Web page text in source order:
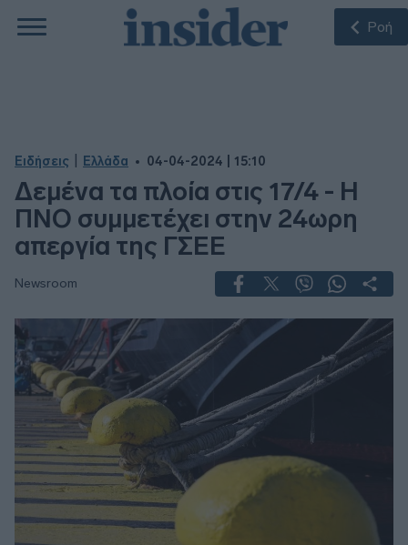
Ροή
Ειδήσεις Ελλάδα 04-04-2024 | 15:10
Δεμένα τα πλοία στις 17/4 - Η
ΠΝΟ συμμετέχει στην 24ωρη
απεργία της ΓΣΕΕ
Newsroom